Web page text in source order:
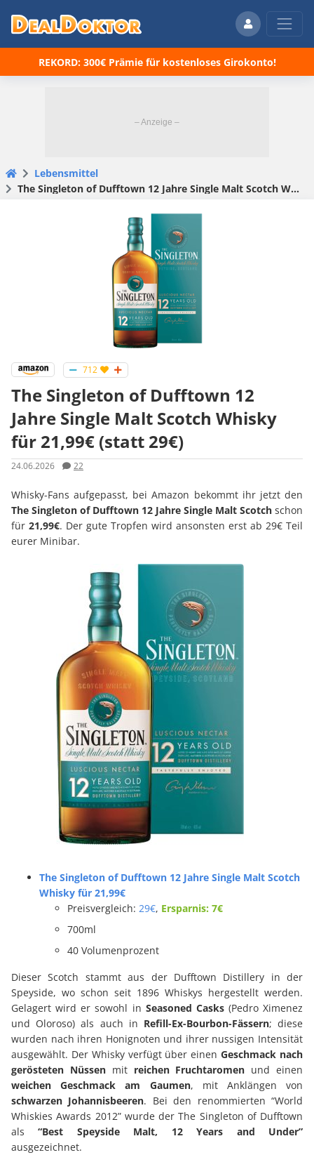
REKORD: 300€ Prämie für kostenloses Girokonto!
Lebensmittel
The Singleton of Dufftown 12 Jahre Single Malt Scotch Whisky für 21,99€ (statt 29€)
712
The Singleton of Dufftown 12
Jahre Single Malt Scotch Whisky
für 21,99€ (statt 29€)
24.06.2026 22
Whisky-Fans aufgepasst, bei Amazon bekommt ihr jetzt den
The Singleton of Dufftown 12 Jahre Single Malt Scotch schon
für 21,99€. Der gute Tropfen wird ansonsten erst ab 29€ Teil
eurer Minibar.
The Singleton of Dufftown 12 Jahre Single Malt Scotch
Whisky für 21,99€
Preisvergleich: 29€, Ersparnis: 7€
700ml
40 Volumenprozent
Dieser Scotch stammt aus der Dufftown Distillery in der
Speyside, wo schon seit 1896 Whiskys hergestellt werden.
Gelagert wird er sowohl in Seasoned Casks(Pedro Ximenez
und Oloroso) als auch in Refill-Ex-Bourbon-Fässern; diese
wurden nach ihren Honignoten und ihrer nussigen Intensität
ausgewählt. Der Whisky verfügt über einenGeschmack nach
gerösteten Nüssenmit reichen Fruchtaromen und einen
weichen Geschmack am Gaumen, mit Anklängen von
schwarzen Johannisbeeren. Bei den renommierten “World
Whiskies Awards 2012” wurde der The Singleton of Dufftown
als“Best Speyside Malt, 12 Years and Under”
ausgezeichnet.